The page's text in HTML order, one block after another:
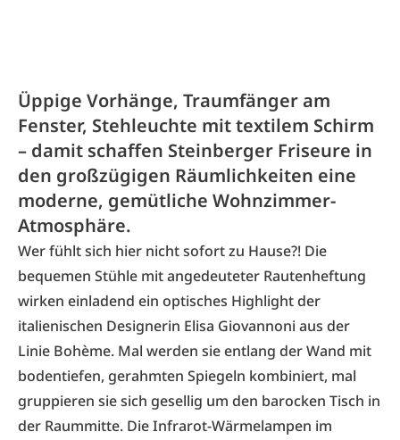
Üppige Vorhänge, Traumfänger am
Fenster, Stehleuchte mit textilem Schirm
– damit schaffen Steinberger Friseure in
den großzügigen Räumlichkeiten eine
moderne, gemütliche Wohnzimmer-
Atmosphäre.
Wer fühlt sich hier nicht sofort zu Hause?! Die
bequemen Stühle mit angedeuteter Rautenheftung
wirken einladend ein optisches Highlight der
italienischen Designerin Elisa Giovannoni aus der
Linie Bohème. Mal werden sie entlang der Wand mit
bodentiefen, gerahmten Spiegeln kombiniert, mal
gruppieren sie sich gesellig um den barocken Tisch in
der Raummitte. Die Infrarot-Wärmelampen im